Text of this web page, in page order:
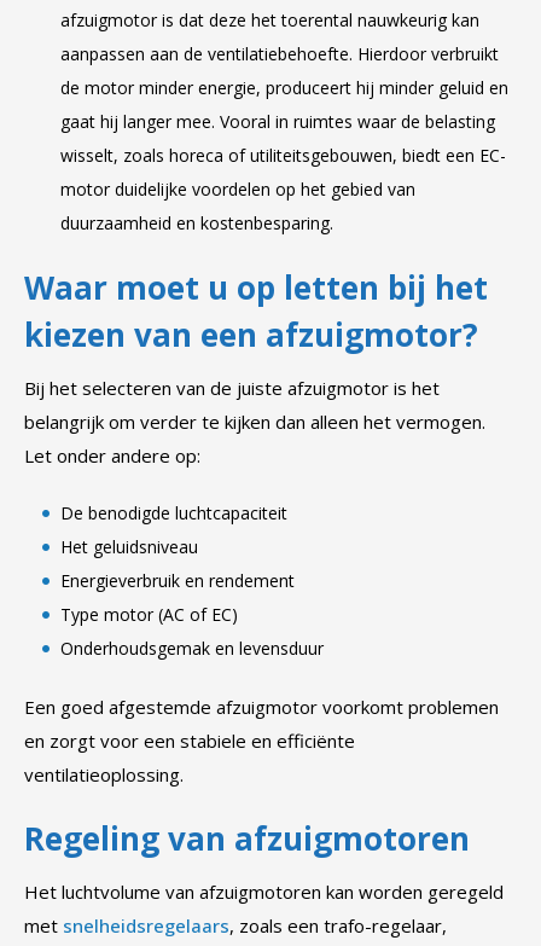
afzuigmotor is dat deze het toerental nauwkeurig kan
aanpassen aan de ventilatiebehoefte. Hierdoor verbruikt
de motor minder energie, produceert hij minder geluid en
gaat hij langer mee. Vooral in ruimtes waar de belasting
wisselt, zoals horeca of utiliteitsgebouwen, biedt een EC-
motor duidelijke voordelen op het gebied van
duurzaamheid en kostenbesparing.
Waar moet u op letten bij het
kiezen van een afzuigmotor?
Bij het selecteren van de juiste afzuigmotor is het
belangrijk om verder te kijken dan alleen het vermogen.
Let onder andere op:
De benodigde luchtcapaciteit
Het geluidsniveau
Energieverbruik en rendement
Type motor (AC of EC)
Onderhoudsgemak en levensduur
Een goed afgestemde afzuigmotor voorkomt problemen
en zorgt voor een stabiele en efficiënte
ventilatieoplossing.
Regeling van afzuigmotoren
Het luchtvolume van afzuigmotoren kan worden geregeld
met snelheidsregelaars, zoals een trafo-regelaar,